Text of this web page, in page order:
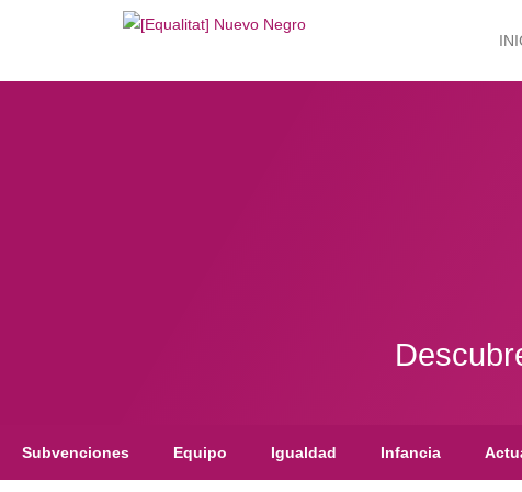
Subvenciones Equipo Igualdad Infancia